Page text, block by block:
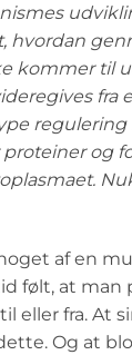
hvordan
kommer til
fra
og
af en
følt, at man
eller fra. At
Og at